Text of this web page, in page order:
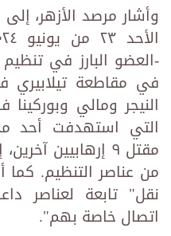
وأشار مرصد الأزهر،
-العضو البارز في
في مقاطعة تيلابيري
النيجر ومالي
التي استهدفت أحد
من عناصر التنظيم.
نقل" تابعة لعناصر
اتصال خاصة بهم".